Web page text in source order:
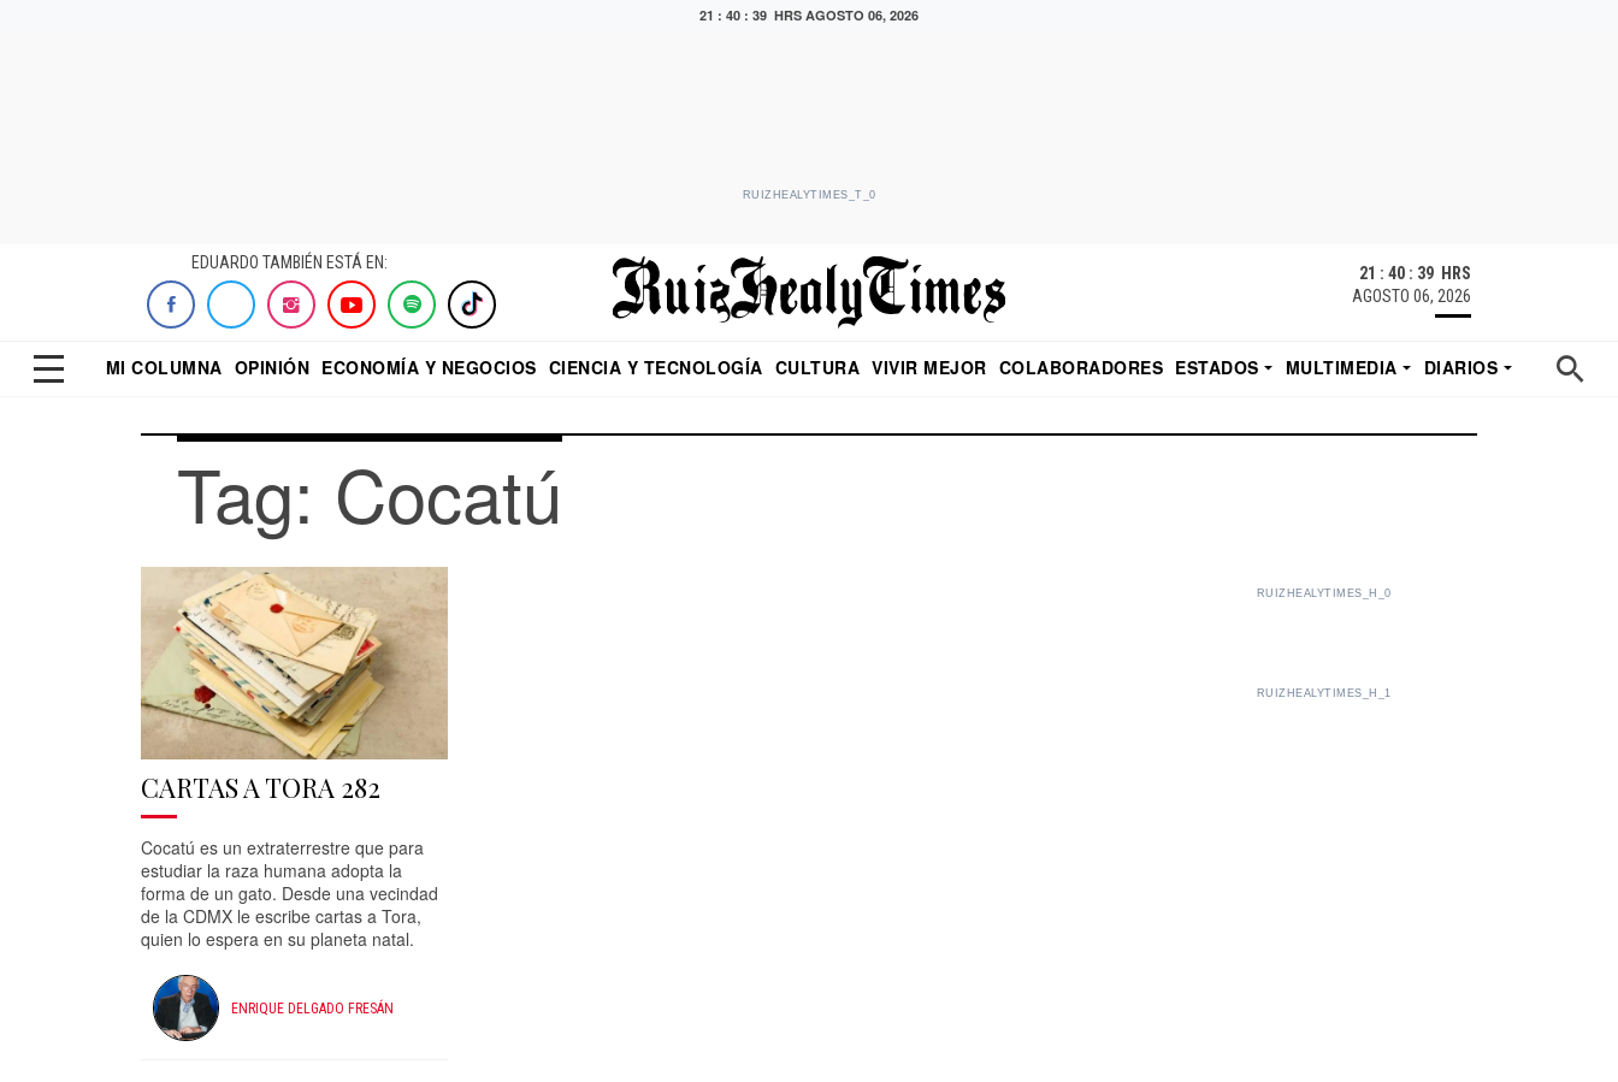
21 : 40 : 39 HRS AGOSTO 06, 2026
RUIZHEALYTIMES_T_0
EDUARDO TAMBIÉN ESTÁ EN:
21 : 40 : 39 HRS
AGOSTO 06, 2026
MI COLUMNA OPINIÓN ECONOMÍA Y NEGOCIOS CIENCIA Y TECNOLOGÍA CULTURA VIVIR MEJOR COLABORADORES ESTADOS MULTIMEDIA
DIARIOS
Tag: Cocatú
CARTAS A TORA 282
Cocatú es un extraterrestre que para
estudiar la raza humana adopta la
forma de un gato. Desde una vecindad
de la CDMX le escribe cartas a Tora,
quien lo espera en su planeta natal.
ENRIQUE DELGADO FRESÁN
RUIZHEALYTIMES_H_0
RUIZHEALYTIMES_H_1